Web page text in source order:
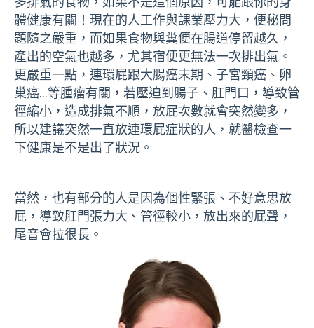
體健康有關！現在的人工作與課業壓力大，便秘問
題隨之嚴重，而如果食物與糞便在腸道停留越久，
產出的空氣也越多，尤其宿便更無法一次排出氣。
更嚴重一點，連環屁跟大腸癌末期、子宮頸癌、卵
巢癌…等腫瘤有關，若壓迫到腸子、肛門口，導致管
徑縮小，造成排氣不順，放屁次數就會突然變多，
所以建議突然一直放連環屁症狀的人，就醫檢查一
下健康是不是出了狀況。
當然，也有部分的人是因為個性緊張、不好意思放
屁，導致肛門張力大、管徑較小，放出來的屁聲，
尾音會拉很長。